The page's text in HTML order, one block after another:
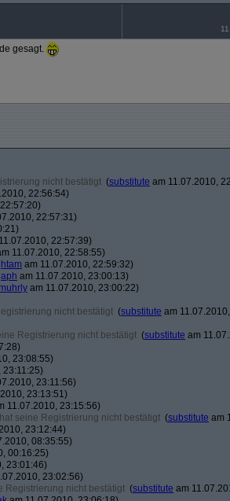
gesagt.
nicht bestätigt (substitute am 11.07.2010,
22:56:54)
22:57:31)
22:57:39)
11.07.2010, 22:58:55)
am 11.07.2010, 22:59:32)
japh am 11.07.2010, 23:00:13)
muhrly am 11.07.2010, 23:00:22)
nicht bestätigt (substitute am
Registrierung nicht bestätigt (substitute am
23:08:55)
23:11:25)
23:11:56)
23:13:51)
11.07.2010, 23:15:56)
seine Registrierung nicht bestätigt (substitute am
23:12:44)
08:35:55)
00:16:25)
23:01:46)
23:02:56)
Registrierung nicht bestätigt (substitute am